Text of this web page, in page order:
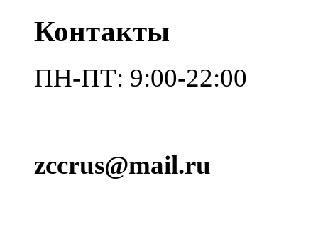
Контакты
ПН-ПТ: 9:00-22:00
zccrus@mail.ru